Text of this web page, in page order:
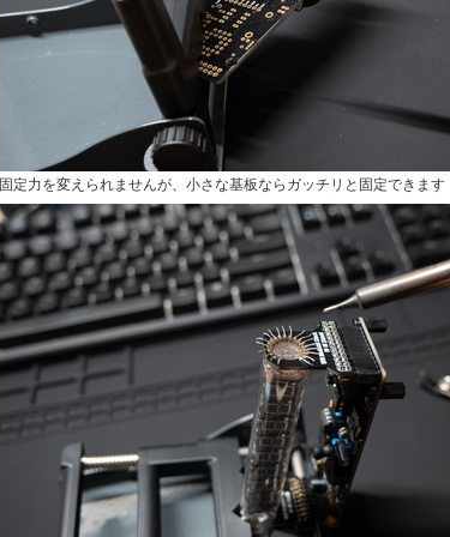
固定力を変えられませんが、小さな基板ならガッチリと固定できます